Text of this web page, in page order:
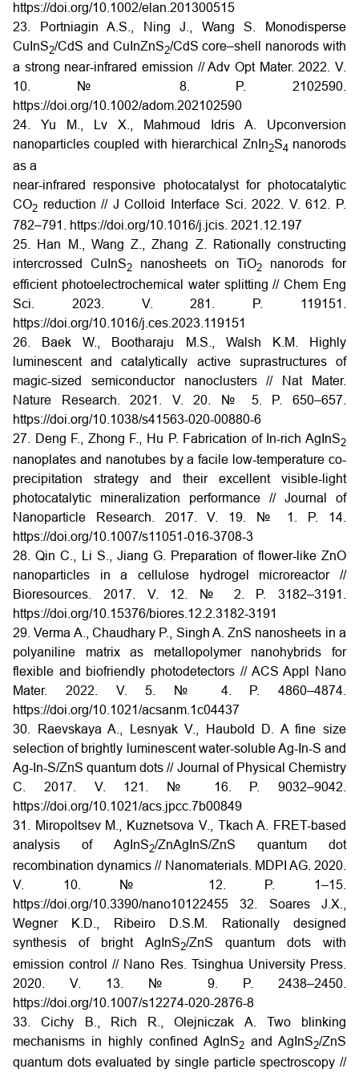
https://doi.org/10.1002/elan.201300515
23. Portniagin A.S., Ning J., Wang S. Monodisperse
CuInS2/CdS and CuInZnS2/CdS core–shell nanorods with
a strong near-infrared emission // Adv Opt Mater. 2022. V.
10. № 8. P. 2102590.
https://doi.org/10.1002/adom.202102590
24. Yu M., Lv X., Mahmoud Idris A. Upconversion
nanoparticles coupled with hierarchical ZnIn2S4 nanorods
as a
near-infrared responsive photocatalyst for photocatalytic
CO2 reduction // J Colloid Interface Sci. 2022. V. 612. P.
782–791. https://doi.org/10.1016/j.jcis. 2021.12.197
25. Han M., Wang Z., Zhang Z. Rationally constructing
intercrossed CuInS2nanosheets on TiO2 nanorods for
efficient photoelectrochemical water splitting // Chem Eng
Sci. 2023. V. 281. P. 119151.
https://doi.org/10.1016/j.ces.2023.119151
26. Baek W., Bootharaju M.S., Walsh K.M. Highly
luminescent and catalytically active suprastructures of
magic-sized semiconductor nanoclusters // Nat Mater.
Nature Research. 2021. V. 20. № 5. P. 650–657.
https://doi.org/10.1038/s41563-020-00880-6
27. Deng F., Zhong F., Hu P. Fabrication of In-rich AgInS2
nanoplates and nanotubes by a facile low-temperature co-
precipitation strategy and their excellent visible-light
photocatalytic mineralization performance // Journal of
Nanoparticle Research. 2017. V. 19. № 1. P. 14.
https://doi.org/10.1007/s11051-016-3708-3
28. Qin C., Li S., Jiang G. Preparation of flower-like ZnO
nanoparticles in a cellulose hydrogel microreactor //
Bioresources. 2017. V. 12. № 2. P. 3182–3191.
https://doi.org/10.15376/biores.12.2.3182-3191
29. Verma A., Chaudhary P., Singh A. ZnS nanosheets in a
polyaniline matrix as metallopolymer nanohybrids for
flexible and biofriendly photodetectors // ACS Appl Nano
Mater. 2022. V. 5. № 4. P. 4860–4874.
https://doi.org/10.1021/acsanm.1c04437
30. Raevskaya A., Lesnyak V., Haubold D. A fine size
selection of brightly luminescent water-soluble Ag-In-S and
Ag-In-S/ZnS quantum dots // Journal of Physical Chemistry
C. 2017. V. 121. № 16. P. 9032–9042.
https://doi.org/10.1021/acs.jpcc.7b00849
31. Miropoltsev M., Kuznetsova V., Tkach A. FRET-based
analysis of AgInS2/ZnAgInS/ZnS quantum dot
recombination dynamics // Nanomaterials. MDPI AG. 2020.
V. 10. № 12. P. 1–15.
https://doi.org/10.3390/nano10122455
32. Soares J.X.,
Wegner K.D., Ribeiro D.S.M. Rationally designed
synthesis of bright AgInS2/ZnS quantum dots with
emission control // Nano Res. Tsinghua University Press.
2020. V. 13. № 9. P. 2438–2450.
https://doi.org/10.1007/s12274-020-2876-8
33. Cichy B., Rich R., Olejniczak A. Two blinking
mechanisms in highly confined AgInS2 and AgInS2/ZnS
quantum dots evaluated by single particle spectroscopy //